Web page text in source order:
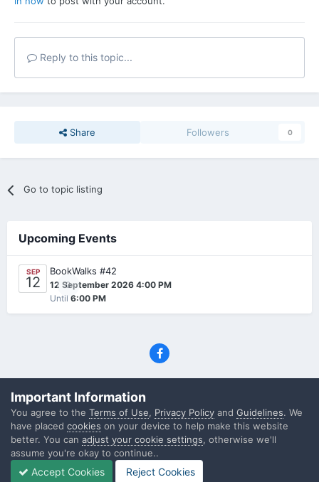
Reply to this topic...
Share Followers 0
Go to topic listing
Upcoming Events
SEP
12 0
BookWalks #42
12 September 2026 4:00 PM
Until 6:00 PM
(C) SFF.gr, All rights reserved
Powered by Invision Community
Important Information
You agree to the Terms of Use, Privacy Policy and Guidelines. We
have placed cookies on your device to help make this website
better. You can adjust your cookie settings, otherwise we'll
assume you're okay to continue..
Accept Cookies Reject Cookies